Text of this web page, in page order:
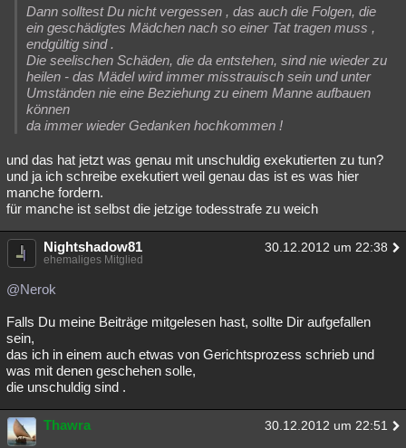
Dann solltest Du nicht vergessen , das auch die Folgen, die
ein geschädigtes Mädchen nach so einer Tat tragen muss ,
endgültig sind .
Die seelischen Schäden, die da entstehen, sind nie wieder zu
heilen - das Mädel wird immer misstrauisch sein und unter
Umständen nie eine Beziehung zu einem Manne aufbauen
können
da immer wieder Gedanken hochkommen !
und das hat jetzt was genau mit unschuldig exekutierten zu tun?
und ja ich schreibe exekutiert weil genau das ist es was hier
manche fordern.
für manche ist selbst die jetzige todesstrafe zu weich
Nightshadow81 30.12.2012 um 22:38
ehemaliges Mitglied
@Nerok
Falls Du meine Beiträge mitgelesen hast, sollte Dir aufgefallen
sein,
das ich in einem auch etwas von Gerichtsprozess schrieb und
was mit denen geschehen solle,
die unschuldig sind .
Thawra 30.12.2012 um 22:51